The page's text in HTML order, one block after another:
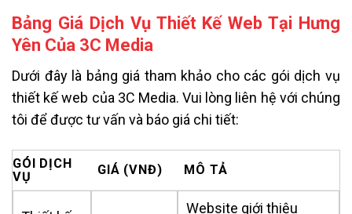
Bảng Giá Dịch Vụ Thiết Kế Web Tại Hưng
Yên Của 3C Media
Dưới đây là bảng giá tham khảo cho các gói dịch vụ
thiết kế web của 3C Media. Vui lòng liên hệ với chúng
tôi để được tư vấn và báo giá chi tiết:
GÓI DỊCH
VỤ
GIÁ (VNĐ) MÔ TẢ
Website giới thiệu